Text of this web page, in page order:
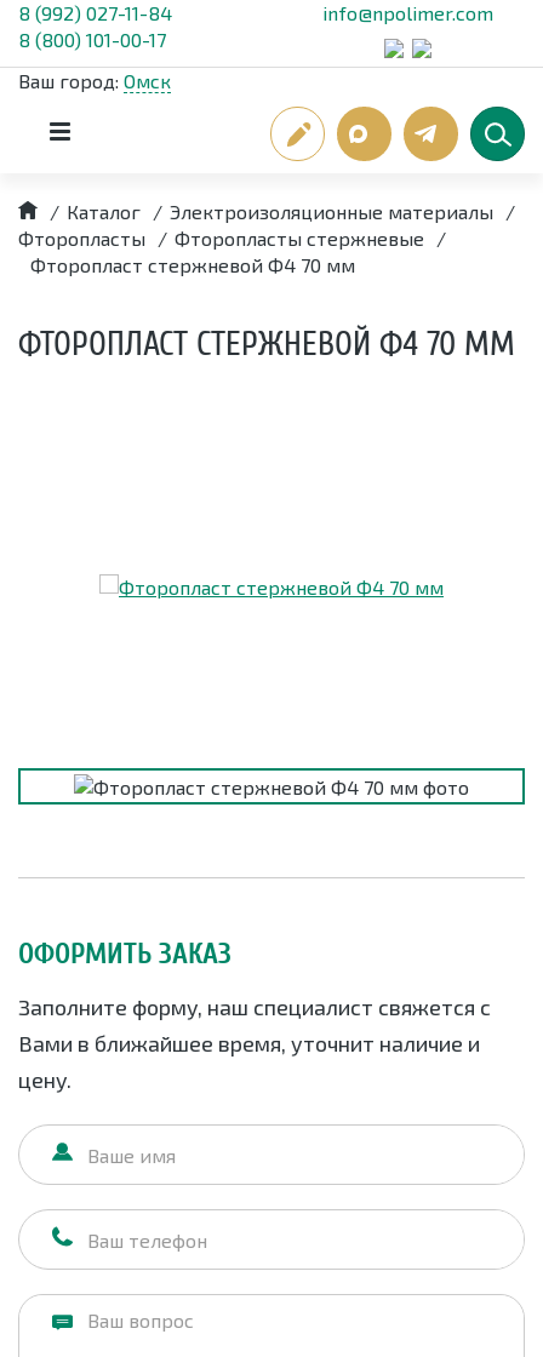
8 (992) 027-11-84
8 (800) 101-00-17
info@npolimer.com
Ваш город: Омск
/ Каталог / Электроизоляционные материалы
/
Фторопласты
/ Фторопласты стержневые
/
Фторопласт стержневой Ф4 70 мм
ФТОРОПЛАСТ СТЕРЖНЕВОЙ Ф4 70 ММ
ОФОРМИТЬ ЗАКАЗ
Заполните форму, наш специалист свяжется с
Вами в ближайшее время, уточнит наличие и
цену.